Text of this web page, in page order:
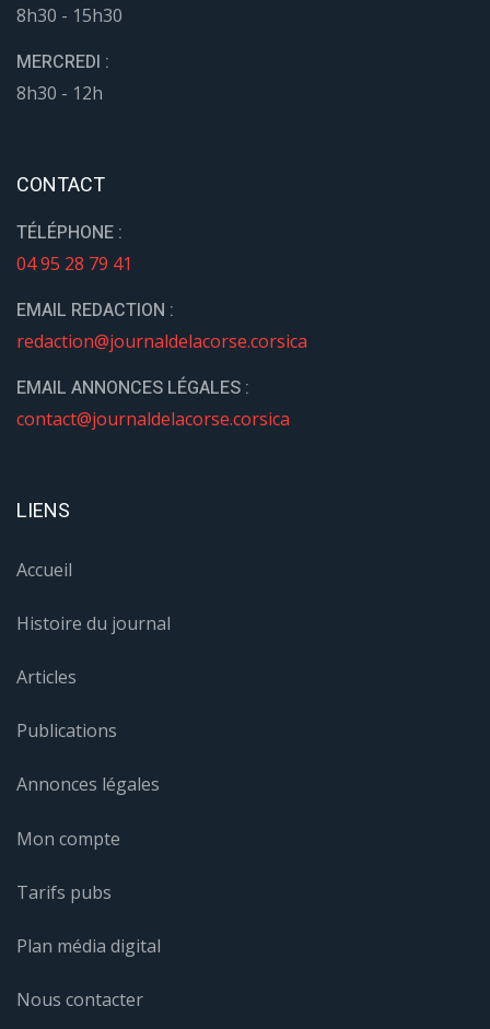
8h30 - 15h30
MERCREDI :
8h30 - 12h
CONTACT
TÉLÉPHONE :
04 95 28 79 41
EMAIL REDACTION :
redaction@journaldelacorse.corsica
EMAIL ANNONCES LÉGALES :
contact@journaldelacorse.corsica
LIENS
Accueil
Histoire du journal
Articles
Publications
Annonces légales
Mon compte
Tarifs pubs
Plan média digital
Nous contacter